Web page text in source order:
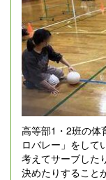
高等部1・2班の体
ロバレー」をして
考えてサーブした
決めたりすること